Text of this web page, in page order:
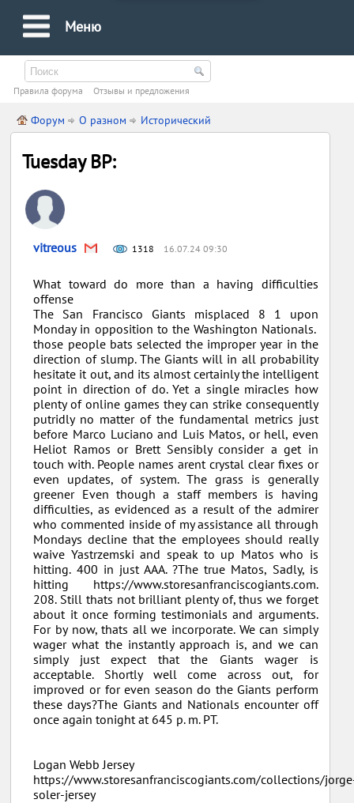
Меню
Правила форума Oтзывы и предложения
Форум О разном Исторический
Tuesday BP:
vitreous 1318 16.07.24 09:30
What toward do more than a having difficulties
offense
The San Francisco Giants misplaced 8 1 upon
Monday in opposition to the Washington Nationals.
those people bats selected the improper year in the
direction of slump. The Giants will in all probability
hesitate it out, and its almost certainly the intelligent
point in direction of do. Yet a single miracles how
plenty of online games they can strike consequently
putridly no matter of the fundamental metrics just
before Marco Luciano and Luis Matos, or hell, even
Heliot Ramos or Brett Sensibly consider a get in
touch with. People names arent crystal clear fixes or
even updates, of system. The grass is generally
greener Even though a staff members is having
difficulties, as evidenced as a result of the admirer
who commented inside of my assistance all through
Mondays decline that the employees should really
waive Yastrzemski and speak to up Matos who is
hitting. 400 in just AAA. ?The true Matos, Sadly, is
hitting https://www.storesanfranciscogiants.com.
208. Still thats not brilliant plenty of, thus we forget
about it once forming testimonials and arguments.
For by now, thats all we incorporate. We can simply
wager what the instantly approach is, and we can
simply just expect that the Giants wager is
acceptable. Shortly well come across out, for
improved or for even season do the Giants perform
these days?The Giants and Nationals encounter off
once again tonight at 645 p. m. PT.
Logan Webb Jersey
https://www.storesanfranciscogiants.com/collections/
soler-jersey